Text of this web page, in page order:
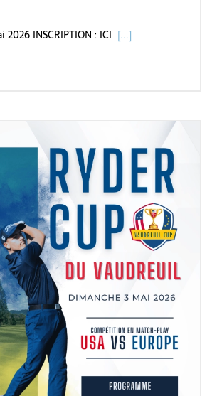
2026 INSCRIPTION : ICI [...]